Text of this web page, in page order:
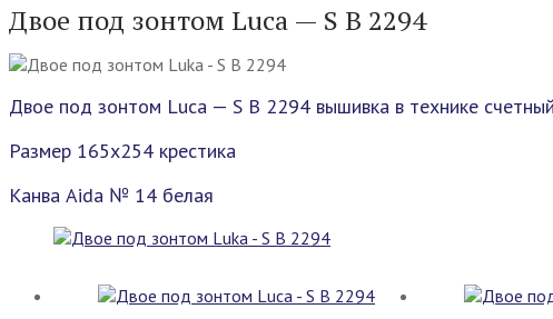
Двое под зонтом Luca — S B 2294
Двое под зонтом Luca — S B 2294 вышивка в технике
Размер 165х254 крестика
Канва Aida № 14 белая